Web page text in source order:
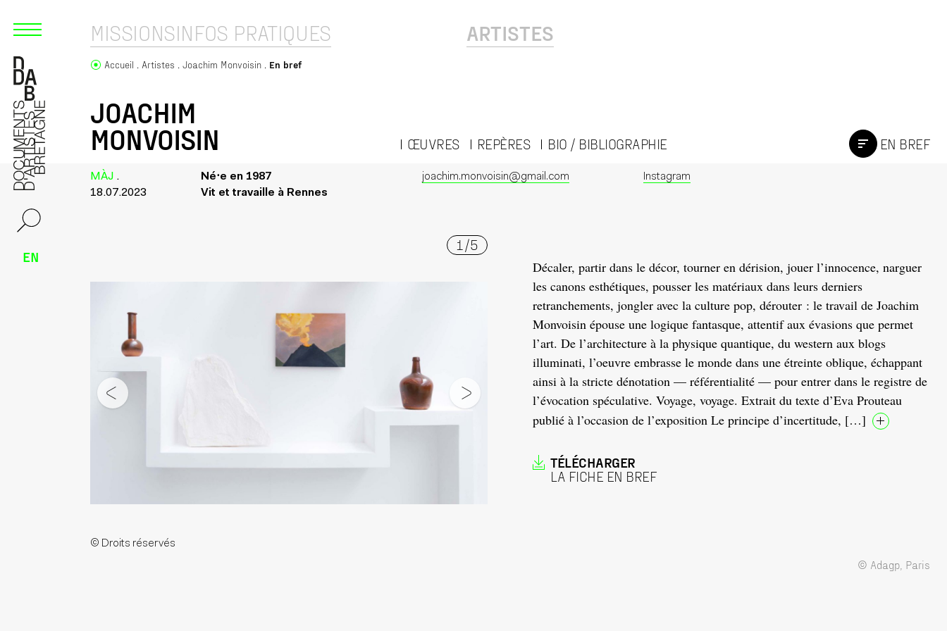
EN
MISSIONSINFOS PRATIQUES ARTISTES
Accueil Artistes Joachim Monvoisin En bref
JOACHIM
MONVOISIN ŒUVRES REPÈRES BIO / BIBLIOGRAPHIE EN BREF
MÀJ .
18.07.2023
Né⋅e en 1987
Vit et travaille à Rennes
joachim.monvoisin@gmail.com Instagram
1 /5
© Droits réservés
Décaler, partir dans le décor, tourner en dérision, jouer l’innocence, narguer
les canons esthétiques, pousser les matériaux dans leurs derniers
retranchements, jongler avec la culture pop, dérouter : le travail de Joachim
Monvoisin épouse une logique fantasque, attentif aux évasions que permet
l’art. De l’architecture à la physique quantique, du western aux blogs
illuminati, l’oeuvre embrasse le monde dans une étreinte oblique, échappant
ainsi à la stricte dénotation — référentialité — pour entrer dans le registre de
l’évocation spéculative. Voyage, voyage. Extrait du texte d’Eva Prouteau
publié à l’occasion de l’exposition Le principe d’incertitude, […]
TÉLÉCHARGER
LA FICHE EN BREF
© Adagp, Paris